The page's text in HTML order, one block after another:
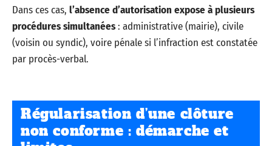
Dans ces cas, l’absence d’autorisation expose à plusieurs
procédures simultanées: administrative (mairie), civile
(voisin ou syndic), voire pénale si l’infraction est constatée
par procès-verbal.
Régularisation d’une clôture
non conforme : démarche et